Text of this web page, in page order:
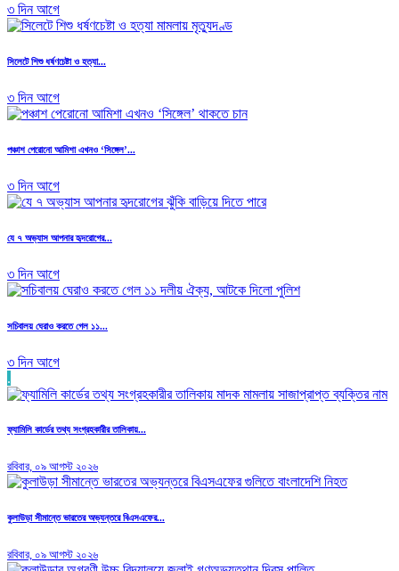
৩ দিন আগে
সিলেটে শিশু ধর্ষণচেষ্টা ও হত্যা...
৩ দিন আগে
পঞ্চাশ পেরোনো আমিশা এখনও ‘সিঙ্গেল’...
৩ দিন আগে
যে ৭ অভ্যাস আপনার হৃদরোগের...
৩ দিন আগে
সচিবালয় ঘেরাও করতে গেল ১১...
৩ দিন আগে
.
ফ্যামিলি কার্ডের তথ্য সংগ্রহকারীর তালিকায়...
রবিবার, ০৯ আগস্ট ২০২৬
কুলাউড়া সীমান্তে ভারতের অভ্যন্তরে বিএসএফের...
রবিবার, ০৯ আগস্ট ২০২৬